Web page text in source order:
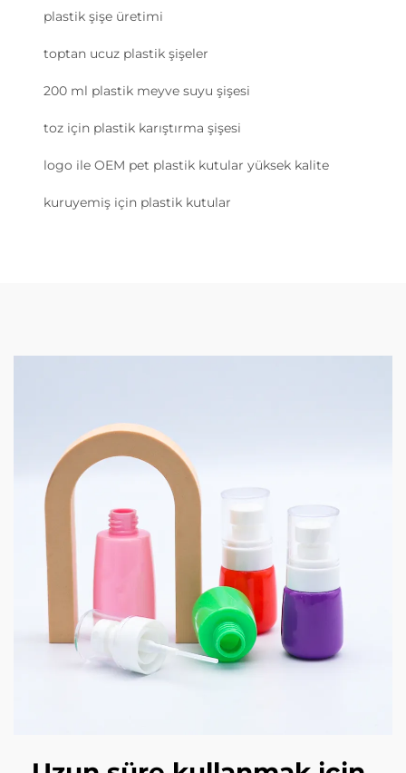
plastik şişe üretimi
toptan ucuz plastik şişeler
200 ml plastik meyve suyu şişesi
toz için plastik karıştırma şişesi
logo ile OEM pet plastik kutular yüksek kalite
kuruyemiş için plastik kutular